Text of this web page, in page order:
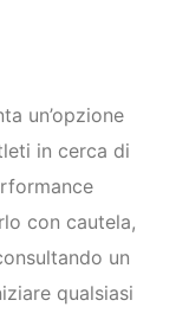
un’opzione
in cerca di
con cautela,
un
qualsiasi